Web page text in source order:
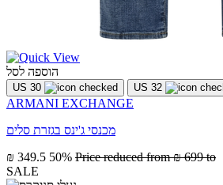
הוספה לסל
US 30 US 32
ARMANI EXCHANGE
מכנסי ג'ינס בגזרת סלים
₪ 349.5 50% Price reduced from₪ 699 to
SALE